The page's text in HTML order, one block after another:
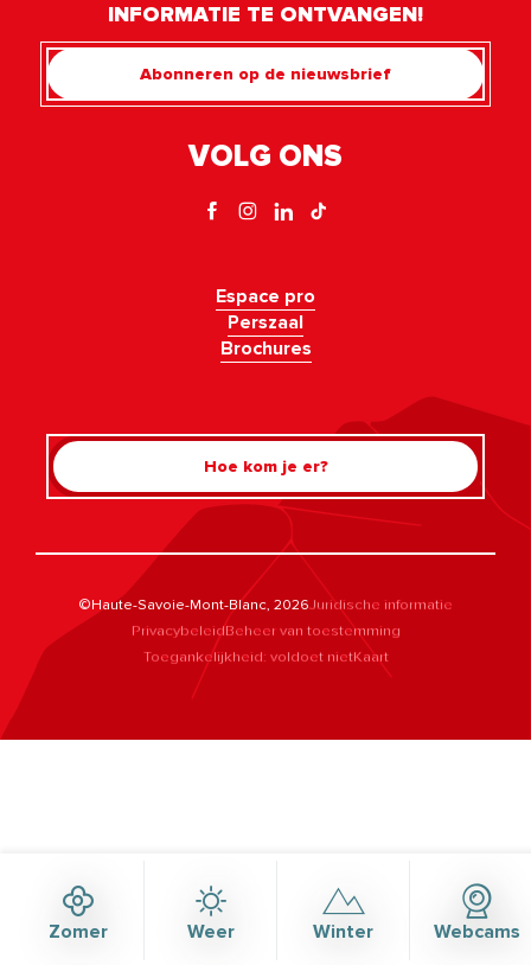
Zomer Weer Winter Webcams
INFORMATIE TE ONTVANGEN!
Abonneren op de nieuwsbrief
VOLG ONS
Espace pro
Perszaal
Brochures
Hoe kom je er?
©Haute-Savoie-Mont-Blanc, 2026Juridische informatie
PrivacybeleidBeheer van toestemming
Toegankelijkheid: voldoet nietKaart